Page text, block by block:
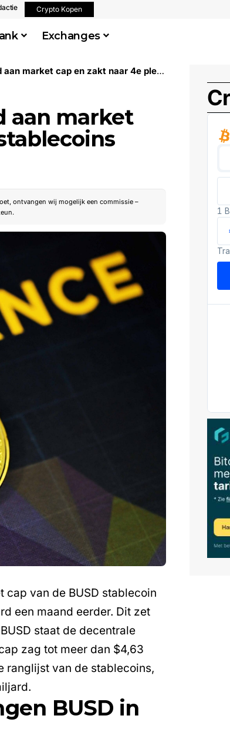
Crypto Kopen
Exchanges
cap en zakt naar 4e plek onder stablecoins
aan market
ontvangen wij mogelijk een commissie –
cap van de BUSD stablecoin
een maand eerder. Dit zet
staat de decentrale
zag tot meer dan $4,63
ranglijst van de stablecoins,
BUSD in